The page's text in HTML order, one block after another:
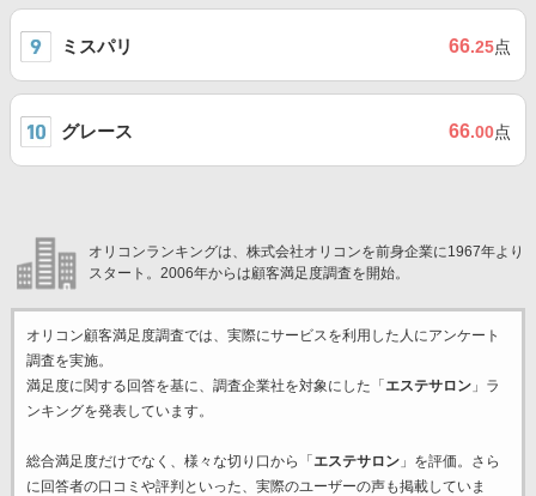
ミスパリ 66.25点
グレース 66.00点
オリコンランキングは、株式会社オリコンを前身企業に1967年より
スタート。2006年からは顧客満足度調査を開始。
オリコン顧客満足度調査では、実際にサービスを利用した 人にアンケート
調査を実施。
満足度に関する回答を基に、調査企業社を対象にした「 エステサロン」ラ
ンキングを発表しています。
総合満足度だけでなく、様々な切り口から「 エステサロン」を評価。さら
に回答者の口コミや評判といった、実際のユーザーの声も掲載していま